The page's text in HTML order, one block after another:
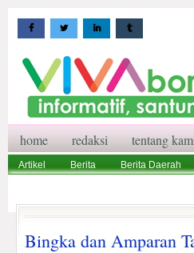
home redaksi tentang
Artikel Berita Berita Daerah
Bingka dan Amparan